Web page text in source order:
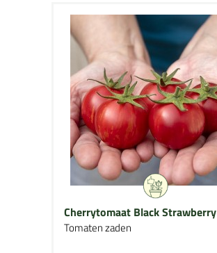
Cherrytomaat Black Strawberry
Tomaten zaden